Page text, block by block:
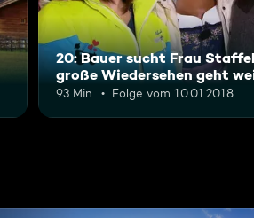
20: Bauer sucht Frau
große Wiedersehen geht
93 Min. Folge vom 10.01.2018